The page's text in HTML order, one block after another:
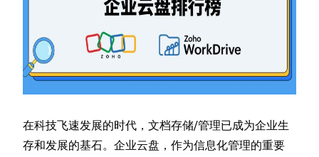
在科技飞速发展的时代，文档存储/管理已成为企业生
存和发展的基石。企业云盘，作为信息化管理的重要